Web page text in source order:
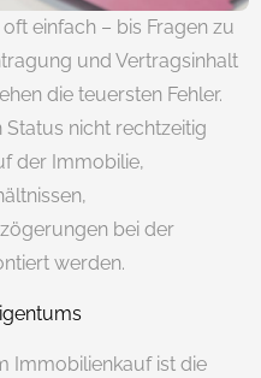
einfach – bis Fragen zu
und Vertragsinhalt
die teuersten Fehler.
Status nicht rechtzeitig
der Immobilie,
bei der
werden.
Immobilienkauf ist die